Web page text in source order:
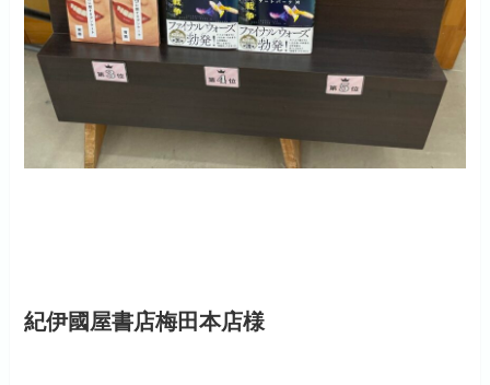
紀伊國屋書店梅田本店様